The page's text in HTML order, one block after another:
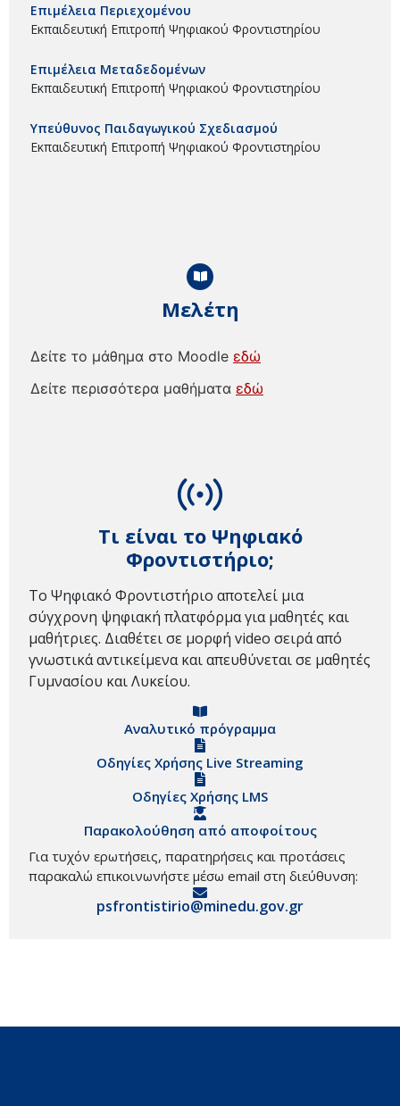
Τι είναι το Ψηφιακό
Φροντιστήριο;
Το Ψηφιακό Φροντιστήριο αποτελεί μια
σύγχρονη ψηφιακή πλατφόρμα για μαθητές και
μαθήτριες. Διαθέτει σε μορφή video σειρά από
γνωστικά αντικείμενα και απευθύνεται σε μαθητές
Γυμνασίου και Λυκείου.
Αναλυτικό πρόγραμμα
Οδηγίες Χρήσης Live Streaming
Οδηγίες Χρήσης LMS
Παρακολούθηση από αποφοίτους
Για τυχόν ερωτήσεις, παρατηρήσεις και προτάσεις
παρακαλώ επικοινωνήστε μέσω email στη διεύθυνση:
psfrontistirio@minedu.gov.gr
Μελέτη
Δείτε το μάθημα στο Moodle εδώ
Δείτε περισσότερα μαθήματα εδώ
Επιμέλεια Περιεχομένου
Εκπαιδευτική Επιτροπή Ψηφιακού Φροντιστηρίου
Επιμέλεια Μεταδεδομένων
Εκπαιδευτική Επιτροπή Ψηφιακού Φροντιστηρίου
Υπεύθυνος Παιδαγωγικού Σχεδιασμού
Εκπαιδευτική Επιτροπή Ψηφιακού Φροντιστηρίου